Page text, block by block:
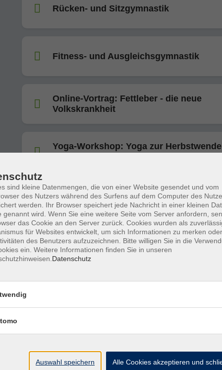
Rücken- und Sitzgymnastik
Fitness- und Ausgleichsgymnastik
Online-Vortrag: Fettleber - die neue
Volkskrankheit
Yoga-Workshop: Yoga zur
Yoga-Workshop: Neumond Yoga -
Dunkelheit als Quelle
"Check dich selbst" - U can touch this -
Brustkrebs
Eine Veranstaltung zum Thema Brustkrebs in
Online-Vortrag: Einsamkeit als
Gesundheitsrisiko
sind kleine Datenmengen, die von einer Website gesendet und vom
des Nutzers während des Surfens auf dem Computer des
werden. Ihr Browser speichert jede Nachricht in einer kleinen
genannt wird. Wenn Sie eine weitere Seite vom Server anfordern,
das Cookie an den Server zurück. Cookies wurden als
für Websites entwickelt, um sich Informationen zu merken
des Benutzers aufzuzeichnen. Bitte willigen Sie in die
ein. Weitere Informationen finden Sie in unseren
Datenschutz
Auswahl speichern Alle Cookies akzeptieren und